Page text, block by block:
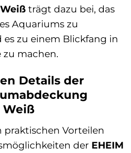
trägt dazu bei, das
Aquariums zu
es zu einem Blickfang in
zu machen.
Details der
Weiß
praktischen Vorteilen
der EHEIM